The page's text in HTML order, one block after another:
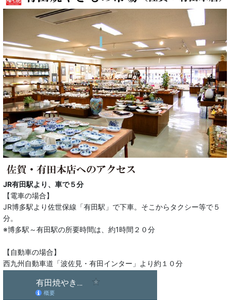
JR有田駅より、車で５分
【電車の場合】
JR博多駅より佐世保線「有田駅」で下車。そこからタクシー等で５
分。
※博多駅～有田駅の所要時間は、約1時間２０分
【自動車の場合】
西九州自動車道「波佐見・有田インター」より約１０分